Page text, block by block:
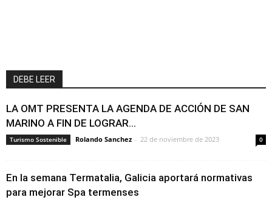
DEBE LEER
LA OMT PRESENTA LA AGENDA DE ACCIÓN DE SAN
MARINO A FIN DE LOGRAR...
Turismo Sostenible Rolando Sanchez - 22 de noviembre de 2023 0
En la semana Termatalia, Galicia aportará normativas
para mejorar Spa termenses